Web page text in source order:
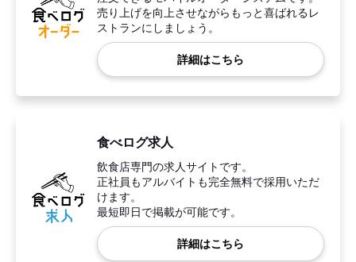
売り上げを向上させながらもっと喜ばれるレ
ストランにしましょう。
詳細はこちら
食べログ求人
飲食店専門の求人サイトです。
正社員もアルバイトも完全無料で採用いただ
けます。
最短即日で掲載が可能です。
詳細はこちら